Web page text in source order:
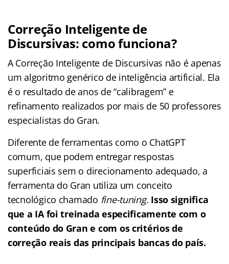
Correção Inteligente de
Discursivas: como funciona?
A Correção Inteligente de Discursivas não é apenas
um algoritmo genérico de inteligência artificial. Ela
é o resultado de anos de “calibragem” e
refinamento realizados por mais de 50 professores
especialistas do Gran.
Diferente de ferramentas como o ChatGPT
comum, que podem entregar respostas
superficiais sem o direcionamento adequado, a
ferramenta do Gran utiliza um conceito
tecnológico chamado fine-tuning. Isso significa
que a IA foi treinada especificamente com o
conteúdo do Gran e com os critérios de
correção reais das principais bancas do país.